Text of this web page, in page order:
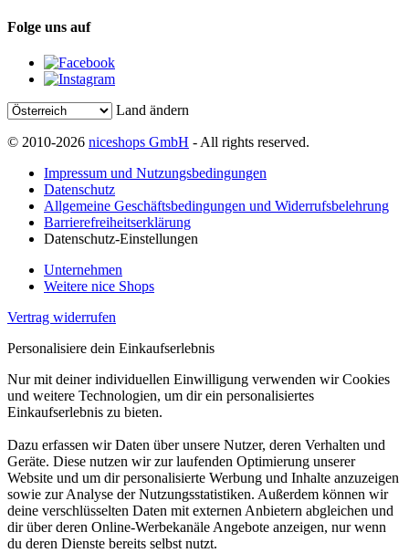
Folge uns auf
Land ändern
© 2010-2026 niceshops GmbH - All rights reserved.
Impressum und Nutzungsbedingungen
Datenschutz
Allgemeine Geschäftsbedingungen und Widerrufsbelehrung
Barrierefreiheitserklärung
Datenschutz-Einstellungen
Unternehmen
Weitere nice Shops
Vertrag widerrufen
Personalisiere dein Einkaufserlebnis
Nur mit deiner individuellen Einwilligung verwenden wir Cookies
und weitere Technologien, um dir ein personalisiertes
Einkaufserlebnis zu bieten.
Dazu erfassen wir Daten über unsere Nutzer, deren Verhalten und
Geräte. Diese nutzen wir zur laufenden Optimierung unserer
Website und um dir personalisierte Werbung und Inhalte anzuzeigen
sowie zur Analyse der Nutzungsstatistiken. Außerdem können wir
deine verschlüsselten Daten mit externen Anbietern abgleichen und
dir über deren Online-Werbekanäle Angebote anzeigen, nur wenn
du deren Dienste bereits selbst nutzt.